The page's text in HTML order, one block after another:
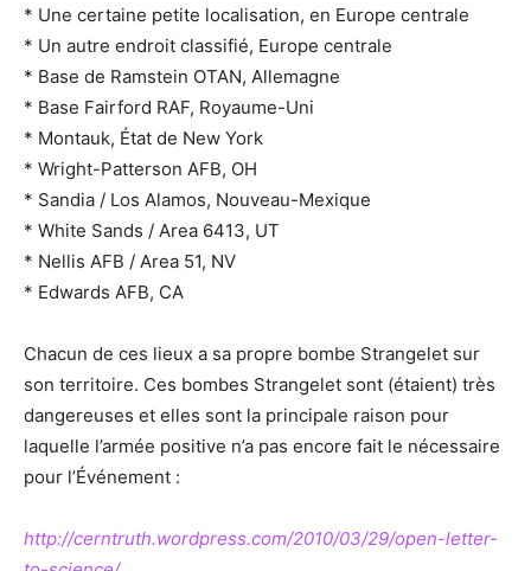
* Une certaine petite localisation, en Europe centrale
* Un autre endroit classifié, Europe centrale
* Base de Ramstein OTAN, Allemagne
* Base Fairford RAF, Royaume-Uni
* Montauk, État de New York
* Wright-Patterson AFB, OH
* Sandia / Los Alamos, Nouveau-Mexique
* White Sands / Area 6413, UT
* Nellis AFB / Area 51, NV
* Edwards AFB, CA
Chacun de ces lieux a sa propre bombe Strangelet sur
son territoire. Ces bombes Strangelet sont (étaient) très
dangereuses et elles sont la principale raison pour
laquelle l’armée positive n’a pas encore fait le nécessaire
pour l’Événement :
http://cerntruth.wordpress.com/2010/03/29/open-letter-